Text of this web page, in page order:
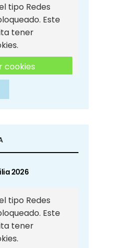
tipo Redes
Este
tener
cookies
de Redes
2026
tipo Redes
Este
tener